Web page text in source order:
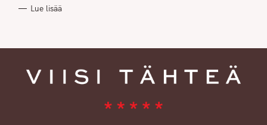
I
Lue lisää